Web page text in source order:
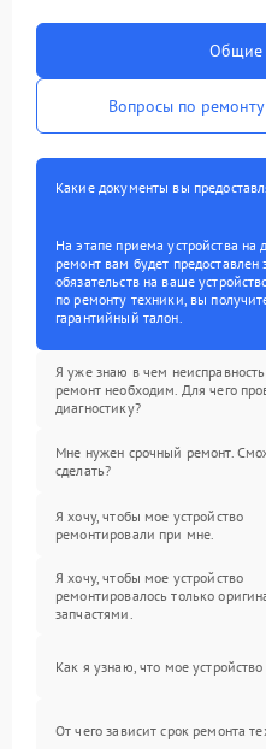
Общие
Вопросы по
Какие документы вы
На этапе приема устройства
ремонт вам будет
обязательств на ваше
по ремонту техники, вы
гарантийный талон.
Я уже знаю в чем
ремонт необходим. Для чего
диагностику?
Мне нужен срочный ремонт.
сделать?
Я хочу, чтобы мое устройство
ремонтировали при мне.
Я хочу, чтобы мое устройство
ремонтировалось только
запчастями.
Как я узнаю, что мое устройство
От чего зависит срок ремонта